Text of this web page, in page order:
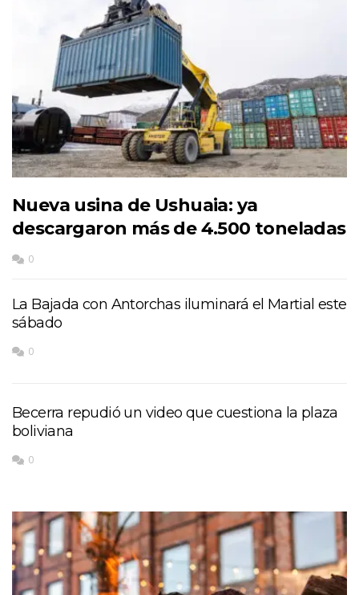
Nueva usina de Ushuaia: ya
descargaron más de 4.500 toneladas
0
La Bajada con Antorchas iluminará el Martial este
sábado
0
Becerra repudió un video que cuestiona la plaza
boliviana
0